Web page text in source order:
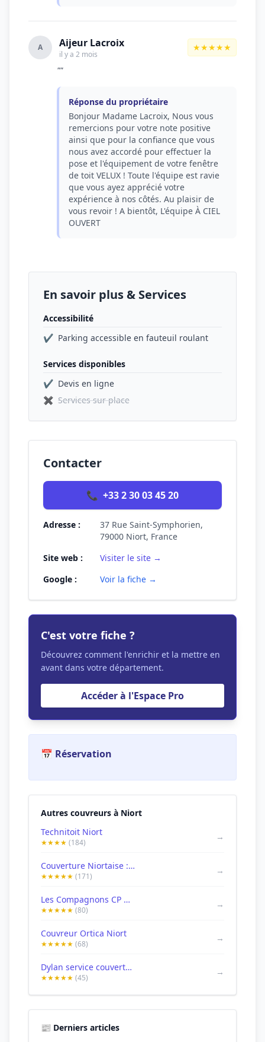
A Aijeur Lacroix
il y a 2 mois
★★★★★
""
Réponse du propriétaire
Bonjour Madame Lacroix, Nous vous
remercions pour votre note positive
ainsi que pour la confiance que vous
nous avez accordé pour effectuer la
pose et l'équipement de votre fenêtre
de toit VELUX ! Toute l'équipe est ravie
que vous ayez apprécié votre
expérience à nos côtés. Au plaisir de
vous revoir ! A bientôt, L'équipe À CIEL
OUVERT
En savoir plus & Services
Accessibilité
✔ Parking accessible en fauteuil roulant
Services disponibles
✔ Devis en ligne
✖ Services sur place
Contacter
📞 +33 2 30 03 45 20
Adresse :
37 Rue Saint-Symphorien,
79000 Niort, France
Site web :
Visiter le site →
Google :
Voir la fiche →
C'est votre fiche ?
Découvrez comment l'enrichir et la mettre en
avant dans votre département.
Accéder à l'Espace Pro
📅 Réservation
Autres couvreurs à Niort
Technitoit Niort
★★★★ (184)
→
Couverture Niortaise : Toiture tuiles- ardoise - Charpente - Zinguerie
★★★★★ (171)
→
Les Compagnons CP Niort
★★★★★ (80)
→
Couvreur Ortica Niort
★★★★★ (68)
→
Dylan service couverture
★★★★★ (45)
→
📰 Derniers articles